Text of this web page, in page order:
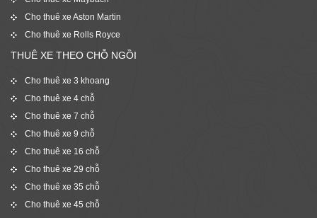
Cho thuê xe Aston Martin
Cho thuê xe Rolls Royce
THUÊ XE THEO CHỖ NGỒI
Cho thuê xe 3 khoang
Cho thuê xe 4 chỗ
Cho thuê xe 7 chỗ
Cho thuê xe 9 chỗ
Cho thuê xe 16 chỗ
Cho thuê xe 29 chỗ
Cho thuê xe 35 chỗ
Cho thuê xe 45 chỗ